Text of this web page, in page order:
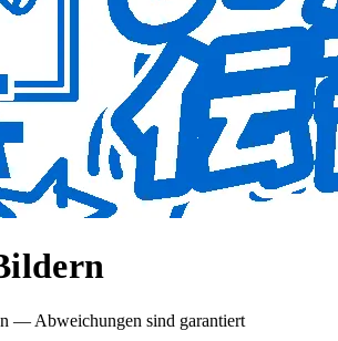
— Abweichungen sind garantiert